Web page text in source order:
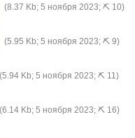
(8.37 Kb; 5 ноября 2023; ⛏ 10)
(5.95 Kb; 5 ноября 2023; ⛏ 9)
(5.94 Kb; 5 ноября 2023; ⛏ 11)
(6.14 Kb; 5 ноября 2023; ⛏ 16)